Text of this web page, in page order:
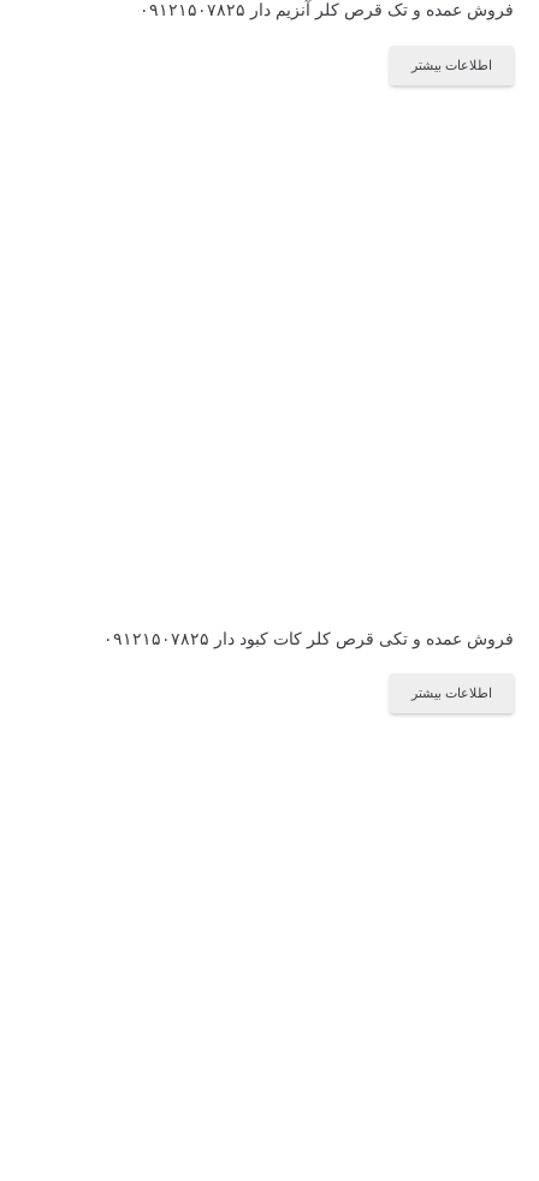
فروش عمده و تک قرص کلر آنزیم دار ۰۹۱۲۱۵۰۷۸۲۵
اطلاعات بیشتر
فروش عمده و تکی قرص کلر کات کبود دار ۰۹۱۲۱۵۰۷۸۲۵
اطلاعات بیشتر